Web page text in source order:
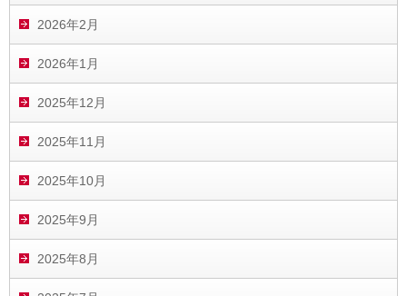
2026年2月
2026年1月
2025年12月
2025年11月
2025年10月
2025年9月
2025年8月